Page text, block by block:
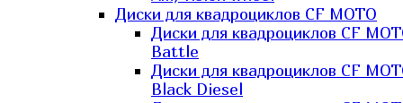
Диски для квадроциклов CF MOTO
Диски для квадроциклов CF
Battle
Диски для квадроциклов CF
Black Diesel